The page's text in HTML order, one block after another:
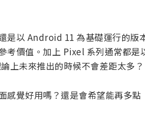
是以 Android 11 為基礎運行的版
考價值。加上 Pixel 系列通常都
上未來推出的時候不會差距太多？
感覺好用嗎？還是會希望能再多點